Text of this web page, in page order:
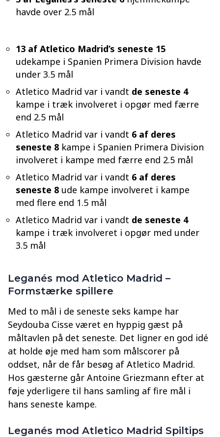
havde over 2.5 mål
13 af Atletico Madrid’s seneste 15
udekampe i Spanien Primera Division havde
under 3.5 mål
Atletico Madrid var i vandt de seneste 4
kampe i træk involveret i opgør med færre
end 2.5 mål
Atletico Madrid var i vandt 6 af deres
seneste 8 kampe i Spanien Primera Division
involveret i kampe med færre end 2.5 mål
Atletico Madrid var i vandt 6 af deres
seneste 8 ude kampe involveret i kampe
med flere end 1.5 mål
Atletico Madrid var i vandt de seneste 4
kampe i træk involveret i opgør med under
3.5 mål
Leganés mod Atletico Madrid –
Formstærke spillere
Med to mål i de seneste seks kampe har
Seydouba Cisse været en hyppig gæst på
måltavlen på det seneste. Det ligner en god idé
at holde øje med ham som målscorer på
oddset, når de får besøg af Atletico Madrid.
Hos gæsterne går Antoine Griezmann efter at
føje yderligere til hans samling af fire mål i
hans seneste kampe.
Leganés mod Atletico Madrid Spiltips